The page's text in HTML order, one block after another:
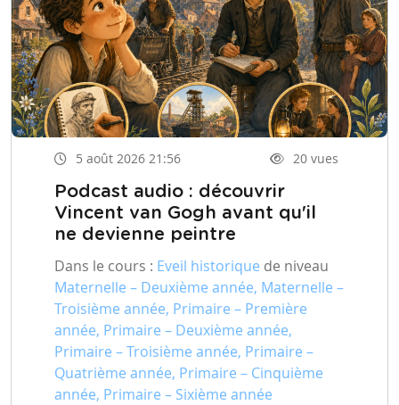
5 août 2026 21:56 20 vues
Podcast audio : découvrir
Vincent van Gogh avant qu'il
ne devienne peintre
Dans le cours : Eveil historique de niveau
Maternelle – Deuxième année, Maternelle –
Troisième année, Primaire – Première
année, Primaire – Deuxième année,
Primaire – Troisième année, Primaire –
Quatrième année, Primaire – Cinquième
année, Primaire – Sixième année